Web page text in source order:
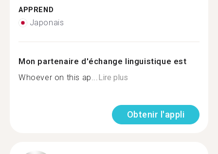
APPREND
Japonais
Mon partenaire d'échange linguistique est
Whoever on this ap...Lire plus
Obtenir l'appli